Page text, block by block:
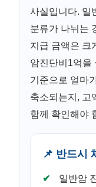
사실입니다. 일
분류가 나뉘는
지급 금액은 크
암진단비1억을
기준으로 얼마
축소되는지, 고
함께 확인해야
📌 반드시
일반암